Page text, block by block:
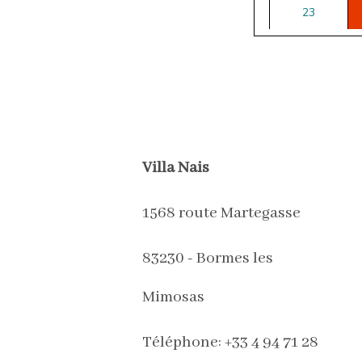
23
à partir de
Villa Nais
1568 route Martegasse
83230 - Bormes les
Mimosas
Téléphone: +33 4 94 71 28